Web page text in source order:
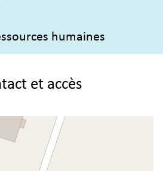
humaines
et accès